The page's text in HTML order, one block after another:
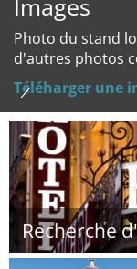
Images
Photo du stand
d'autres photos
Téléharger une
Recherche